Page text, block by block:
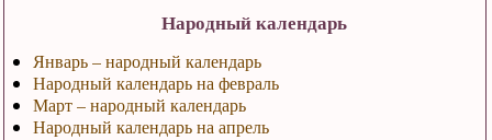
Народный календарь
Январь – народный календарь
Народный календарь на февраль
Март – народный календарь
Народный календарь на апрель